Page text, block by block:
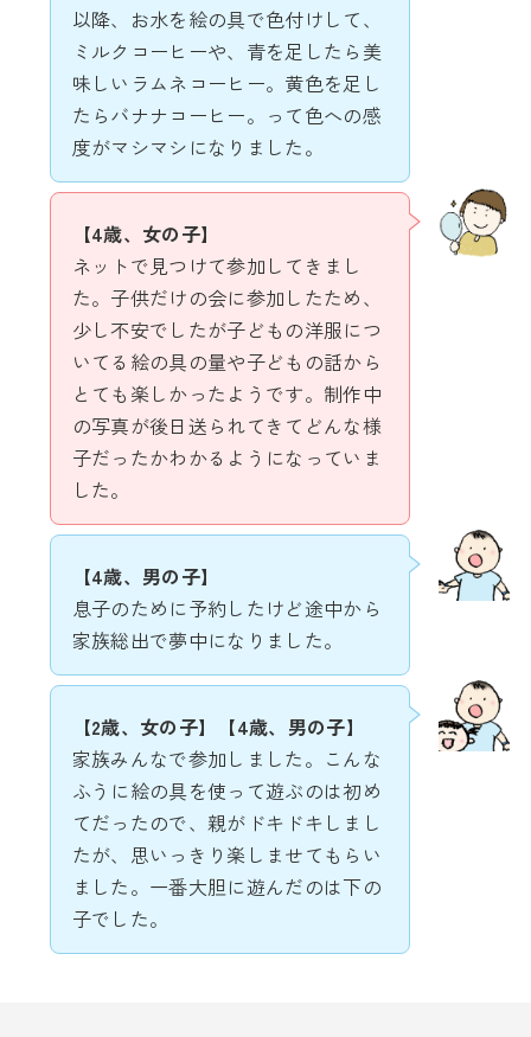
以降、お水を絵の具で色付けして、
ミルクコーヒーや、青を足したら美
味しいラムネコーヒー。黄色を足し
たらバナナコーヒー。って色への感
度がマシマシになりました。
【4歳、女の子】
ネットで見つけて参加してきまし
た。子供だけの会に参加したため、
少し不安でしたが子どもの洋服につ
いてる絵の具の量や子どもの話から
とても楽しかったようです。制作中
の写真が後日送られてきてどんな様
子だったかわかるようになっていま
した。
【4歳、男の子】
息子のために予約したけど途中から
家族総出で夢中になりました。
【2歳、女の子】【4歳、男の子】
家族みんなで参加しました。こんな
ふうに絵の具を使って遊ぶのは初め
てだったので、親がドキドキしまし
たが、思いっきり楽しませてもらい
ました。一番大胆に遊んだのは下の
子でした。